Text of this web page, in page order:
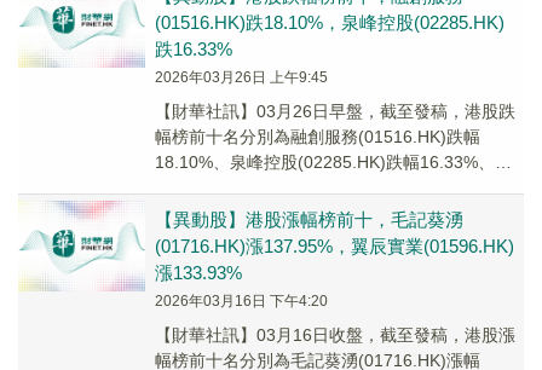
(01516.HK)跌18.10%，泉峰控股(02285.HK)
跌16.33%
2026年03月26日 上午9:45
【財華社訊】03月26日早盤，截至發稿，港股跌
幅榜前十名分別為融創服務(01516.HK)跌幅
18.10%、泉峰控股(02285.HK)跌幅16.33%、快
【異動股】港股漲幅榜前十，毛記葵湧
(01716.HK)漲137.95%，翼辰實業(01596.HK)
漲133.93%
2026年03月16日 下午4:20
【財華社訊】03月16日收盤，截至發稿，港股漲
幅榜前十名分別為毛記葵湧(01716.HK)漲幅